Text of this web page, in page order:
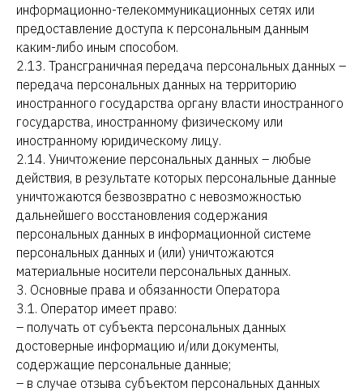
информационно-телекоммуникационных сетях или
предоставление доступа к персональным данным
каким-либо иным способом.
2.13. Трансграничная передача персональных данных –
передача персональных данных на территорию
иностранного государства органу власти иностранного
государства, иностранному физическому или
иностранному юридическому лицу.
2.14. Уничтожение персональных данных – любые
действия, в результате которых персональные данные
уничтожаются безвозвратно с невозможностью
дальнейшего восстановления содержания
персональных данных в информационной системе
персональных данных и (или) уничтожаются
материальные носители персональных данных.
3. Основные права и обязанности Оператора
3.1. Оператор имеет право:
– получать от субъекта персональных данных
достоверные информацию и/или документы,
содержащие персональные данные;
– в случае отзыва субъектом персональных данных